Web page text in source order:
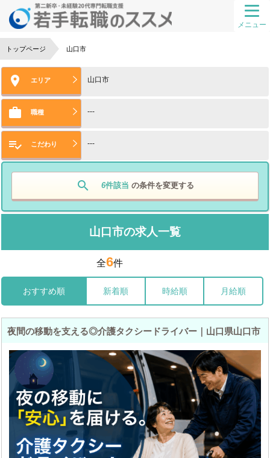
メニュー
トップページ 山口市
 エリア 山口市
 職種 ---
 こだわり ---
search 6件該当 の条件を変更する
山口市の求人一覧
全6件
おすすめ順 新着順 時給順 月給順
夜間の移動を支える◎介護タクシードライバー｜山口県山口市